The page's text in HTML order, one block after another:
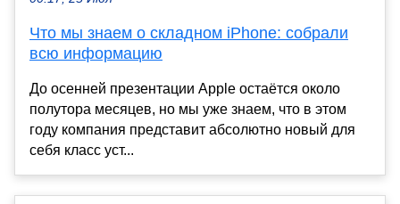
Что мы знаем о складном iPhone: собрали
всю информацию
До осенней презентации Apple остаётся около
полутора месяцев, но мы уже знаем, что в этом
году компания представит абсолютно новый для
себя класс уст...